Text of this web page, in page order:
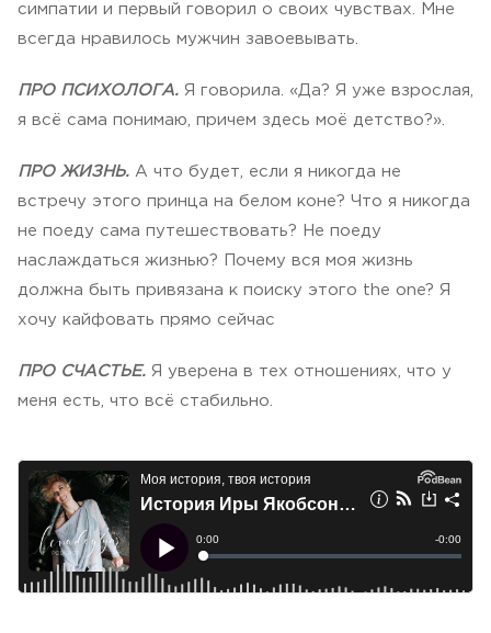
симпатии и первый говорил о своих чувствах. Мне
всегда нравилось мужчин завоевывать.
ПРО ПСИХОЛОГА. Я говорила. «Да? Я уже взрослая,
я всё сама понимаю, причем здесь моё детство?».
ПРО ЖИЗНЬ. А что будет, если я никогда не
встречу этого принца на белом коне? Что я никогда
не поеду сама путешествовать? Не поеду
наслаждаться жизнью? Почему вся моя жизнь
должна быть привязана к поиску этого the one? Я
хочу кайфовать прямо сейчас
ПРО СЧАСТЬЕ. Я уверена в тех отношениях, что у
меня есть, что всё стабильно.